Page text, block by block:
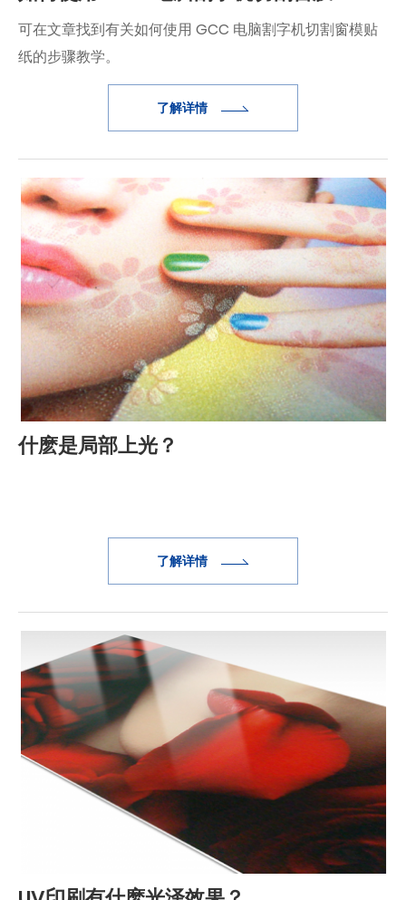
可在文章找到有关如何使用 GCC 电脑割字机切割窗模贴
纸的步骤教学。
了解详情
什麽是局部上光？
了解详情